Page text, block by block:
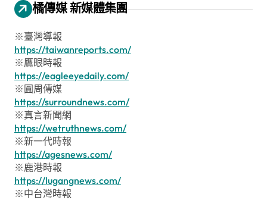
橘傳媒 新媒體集團
※臺灣導報
https://taiwanreports.com/
※鷹眼時報
https://eagleeyedaily.com/
※圓周傳媒
https://surroundnews.com/
※真言新聞網
https://wetruthnews.com/
※新一代時報
https://agesnews.com/
※鹿港時報
https://lugangnews.com/
※中台灣時報